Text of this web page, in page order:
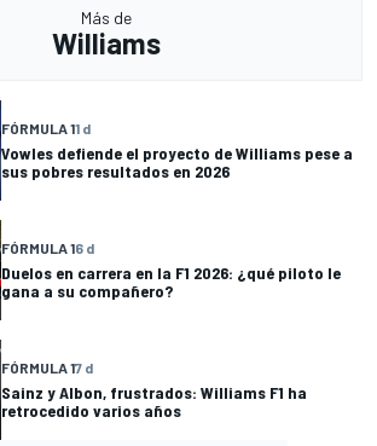
Más de
Williams
FÓRMULA 11 d
Vowles defiende el proyecto de Williams pese a
sus pobres resultados en 2026
FÓRMULA 16 d
Duelos en carrera en la F1 2026: ¿qué piloto le
gana a su compañero?
FÓRMULA 17 d
Sainz y Albon, frustrados: Williams F1 ha
retrocedido varios años